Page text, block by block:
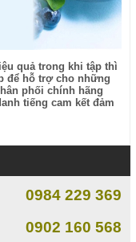
quả trong khi tập thì
để hỗ trợ cho những
phối chính hãng
tiếng cam kết đảm
0984 229 369
0902 160 568